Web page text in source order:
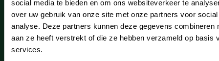
social media te bieden en om ons websiteverkeer te
over uw gebruik van onze site met onze partners voor
analyse. Deze partners kunnen deze gegevens combineren
aan ze heeft verstrekt of die ze hebben verzameld op basis
services.
Lisse
Noordwijk
Oegstgeest